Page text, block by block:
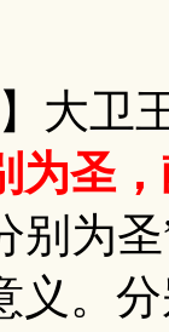
卫王
为圣
为圣
义。